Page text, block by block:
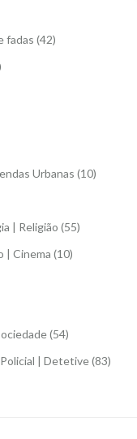
fadas (42)
Urbanas (10)
| Religião (55)
| Cinema (10)
(54)
| Detetive(83)